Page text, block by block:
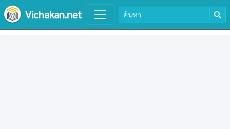
Vichakan.net